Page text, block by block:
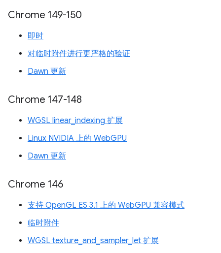
Chrome 149-150
即时
对临时附件进行更严格的验证
Dawn 更新
Chrome 147-148
WGSL linear_indexing 扩展
Linux NVIDIA 上的 WebGPU
Dawn 更新
Chrome 146
支持 OpenGL ES 3.1 上的 WebGPU 兼容模式
临时附件
WGSL texture_and_sampler_let 扩展